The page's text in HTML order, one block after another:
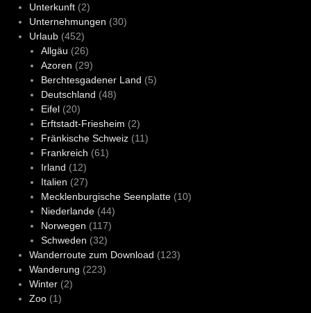
Unterkunft(2)
Unternehmungen (30)
Urlaub(452)
Allgäu (26)
Azoren (29)
Berchtesgadener Land (5)
Deutschland (48)
Eifel(20)
Erftstadt-Friesheim (2)
Fränkische Schweiz(11)
Frankreich (61)
Irland (12)
Italien (27)
Mecklenburgische Seenplatte(10)
Niederlande(44)
Norwegen (117)
Schweden (32)
Wanderroute zum Download (123)
Wanderung (223)
Winter(2)
Zoo(1)